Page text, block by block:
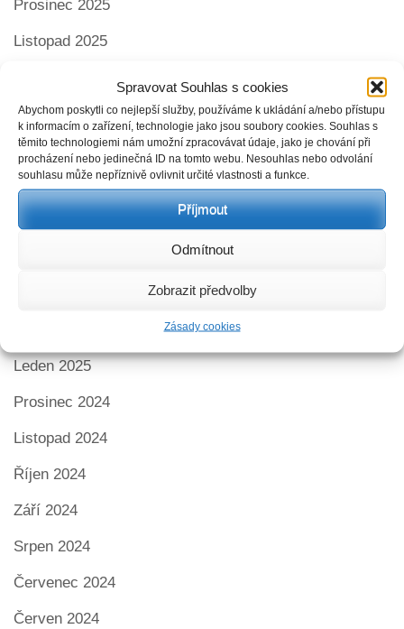
Spravovat Souhlas s cookies
Abychom poskytli co nejlepší služby, používáme k ukládání a/nebo přístupu
k informacím o zařízení, technologie jako jsou soubory cookies. Souhlas s
těmito technologiemi nám umožní zpracovávat údaje, jako je chování při
procházení nebo jedinečná ID na tomto webu. Nesouhlas nebo odvolání
souhlasu může nepříznivě ovlivnit určité vlastnosti a funkce.
Příjmout
Odmítnout
Zobrazit předvolby
Zásady cookies
Prosinec 2025
Listopad 2025
Září 2025
Srpen 2025
Červen 2025
Květen 2025
Leden 2025
Prosinec 2024
Listopad 2024
Říjen 2024
Září 2024
Srpen 2024
Červenec 2024
Červen 2024